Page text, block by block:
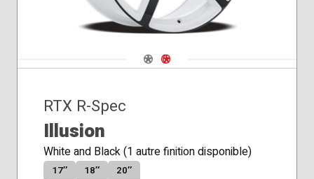
Navigate 1
Navigate 2
RTX R-Spec
Illusion
White and Black (1 autre finition disponible)
17″ 18″ 20″